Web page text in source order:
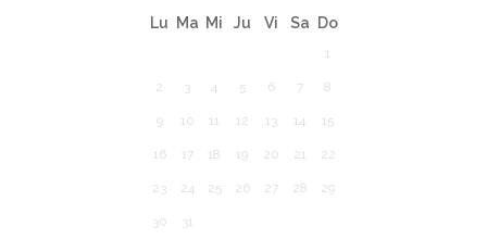
Lu Ma Mi Ju Vi Sa Do
1
2 3 4 5 6 7 8
9 10 11 12 13 14 15
16 17 18 19 20 21 22
23 24 25 26 27 28 29
30 31